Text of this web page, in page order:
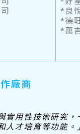
*良
*德
*萬
廠商
用性技術研究
人才培育等功能。